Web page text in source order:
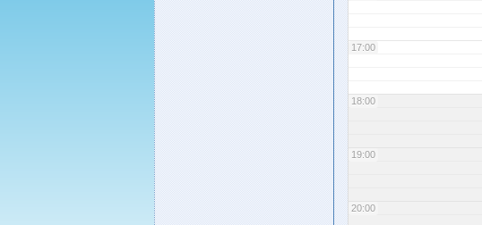
17:00
18:00
19:00
20:00